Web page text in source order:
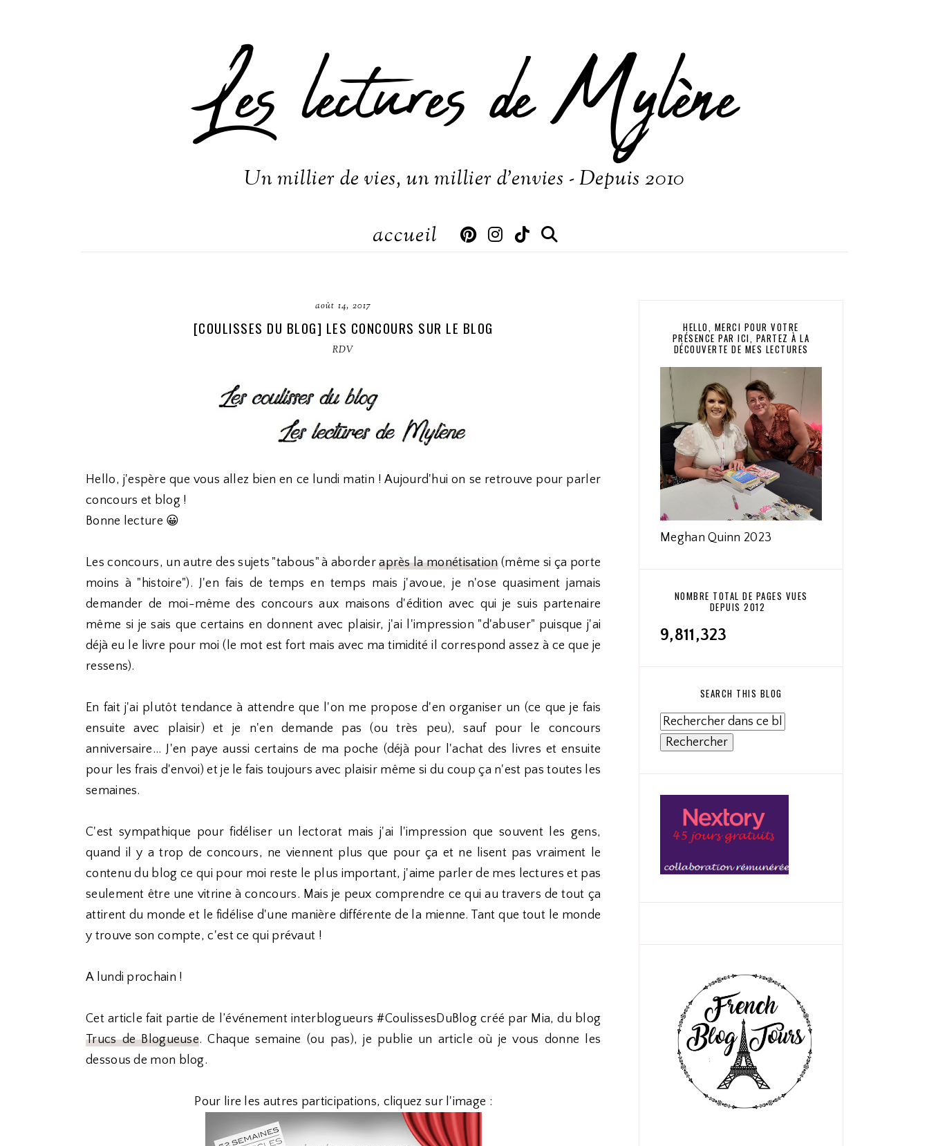
Les lectures de Mylène
Un millier de vies, un millier d'envies - Depuis 2010
accueil
août 14, 2017
[COULISSES DU BLOG] LES CONCOURS SUR LE BLOG
RDV
Hello, j'espère que vous allez bien en ce lundi matin ! Aujourd'hui on se retrouve pour parler
concours et blog !
Bonne lecture 😀
Les concours, un autre des sujets "tabous" à aborderaprès la monétisation(même si ça porte
moins à "histoire"). J'en fais de temps en temps mais j'avoue, je n'ose quasiment jamais
demander de moi-même des concours aux maisons d'édition avec qui je suis partenaire
même si je sais que certains en donnent avec plaisir, j'ai l'impression "d'abuser" puisque j'ai
déjà eu le livre pour moi (le mot est fort mais avec ma timidité il correspond assez à ce que je
ressens).
En fait j'ai plutôt tendance à attendre que l'on me propose d'en organiser un (ce que je fais
ensuite avec plaisir) et je n'en demande pas (ou très peu), sauf pour le concours
anniversaire... J'en paye aussi certains de ma poche (déjà pour l'achat des livres et ensuite
pour les frais d'envoi) et je le fais toujours avec plaisir même si du coup ça n'est pas toutes les
semaines.
C'est sympathique pour fidéliser un lectorat mais j'ai l'impression que souvent les gens,
quand il y a trop de concours, ne viennent plus que pour ça et ne lisent pas vraiment le
contenu du blog ce qui pour moi reste le plus important, j'aime parler de mes lectures et pas
seulement être une vitrine à concours. Mais je peux comprendre ce qui au travers de tout ça
attirent du monde et le fidélise d'une manière différente de la mienne. Tant que tout le monde
y trouve son compte, c'est ce qui prévaut !
A lundi prochain !
Cet article fait partie de l’événement interblogueurs #CoulissesDuBlog créé par Mia, du blog
Trucs de Blogueuse. Chaque semaine (ou pas), je publie un article où je vous donne les
dessous de mon blog.
Pour lire les autres participations, cliquez sur l'image :
HELLO, MERCI POUR VOTRE
PRÉSENCE PAR ICI, PARTEZ À LA
DÉCOUVERTE DE MES LECTURES
Meghan Quinn 2023
NOMBRE TOTAL DE PAGES VUES
DEPUIS 2012
9,811,323
SEARCH THIS BLOG